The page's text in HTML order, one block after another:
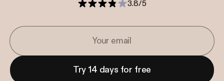
3.8/5
Try 14 days for free